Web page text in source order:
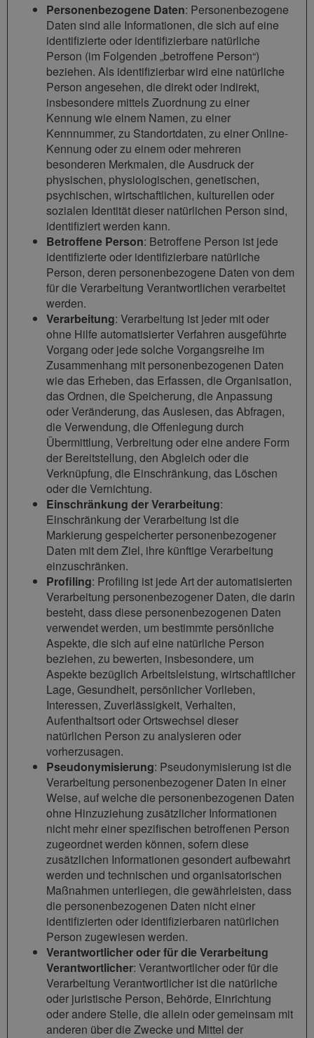
Personenbezogene Daten: Personenbezogene
Daten sind alle Informationen, die sich auf eine
identifizierte oder identifizierbare natürliche
Person (im Folgenden „betroffene Person“)
beziehen. Als identifizierbar wird eine natürliche
Person angesehen, die direkt oder indirekt,
insbesondere mittels Zuordnung zu einer
Kennung wie einem Namen, zu einer
Kennnummer, zu Standortdaten, zu einer Online-
Kennung oder zu einem oder mehreren
besonderen Merkmalen, die Ausdruck der
physischen, physiologischen, genetischen,
psychischen, wirtschaftlichen, kulturellen oder
sozialen Identität dieser natürlichen Person sind,
identifiziert werden kann.
Betroffene Person: Betroffene Person ist jede
identifizierte oder identifizierbare natürliche
Person, deren personenbezogene Daten von dem
für die Verarbeitung Verantwortlichen verarbeitet
werden.
Verarbeitung: Verarbeitung ist jeder mit oder
ohne Hilfe automatisierter Verfahren ausgeführte
Vorgang oder jede solche Vorgangsreihe im
Zusammenhang mit personenbezogenen Daten
wie das Erheben, das Erfassen, die Organisation,
das Ordnen, die Speicherung, die Anpassung
oder Veränderung, das Auslesen, das Abfragen,
die Verwendung, die Offenlegung durch
Übermittlung, Verbreitung oder eine andere Form
der Bereitstellung, den Abgleich oder die
Verknüpfung, die Einschränkung, das Löschen
oder die Vernichtung.
Einschränkung der Verarbeitung:
Einschränkung der Verarbeitung ist die
Markierung gespeicherter personenbezogener
Daten mit dem Ziel, ihre künftige Verarbeitung
einzuschränken.
Profiling: Profiling ist jede Art der automatisierten
Verarbeitung personenbezogener Daten, die darin
besteht, dass diese personenbezogenen Daten
verwendet werden, um bestimmte persönliche
Aspekte, die sich auf eine natürliche Person
beziehen, zu bewerten, insbesondere, um
Aspekte bezüglich Arbeitsleistung, wirtschaftlicher
Lage, Gesundheit, persönlicher Vorlieben,
Interessen, Zuverlässigkeit, Verhalten,
Aufenthaltsort oder Ortswechsel dieser
natürlichen Person zu analysieren oder
vorherzusagen.
Pseudonymisierung: Pseudonymisierung ist die
Verarbeitung personenbezogener Daten in einer
Weise, auf welche die personenbezogenen Daten
ohne Hinzuziehung zusätzlicher Informationen
nicht mehr einer spezifischen betroffenen Person
zugeordnet werden können, sofern diese
zusätzlichen Informationen gesondert aufbewahrt
werden und technischen und organisatorischen
Maßnahmen unterliegen, die gewährleisten, dass
die personenbezogenen Daten nicht einer
identifizierten oder identifizierbaren natürlichen
Person zugewiesen werden.
Verantwortlicher oder für die Verarbeitung
Verantwortlicher: Verantwortlicher oder für die
Verarbeitung Verantwortlicher ist die natürliche
oder juristische Person, Behörde, Einrichtung
oder andere Stelle, die allein oder gemeinsam mit
anderen über die Zwecke und Mittel der